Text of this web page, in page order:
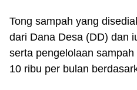
Tong sampah yang
dari Dana Desa (DD) dan
serta pengelolaan
10 ribu per bulan